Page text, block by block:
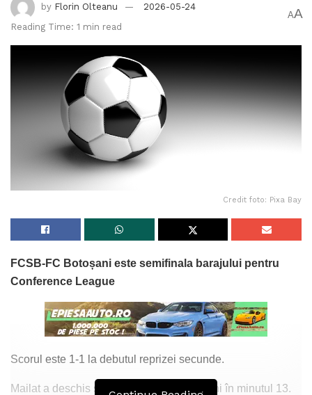
by Florin Olteanu
2026-05-24
Reading Time: 1 min read
AA
Credit foto: Pixa Bay
FCSB-FC Botoșani este semifinala barajului pentru
Conference League
Scorul este 1-1 la debutul reprizei secunde.
Mailat a deschis scorul pentru FC Botoșani în minutul 13.